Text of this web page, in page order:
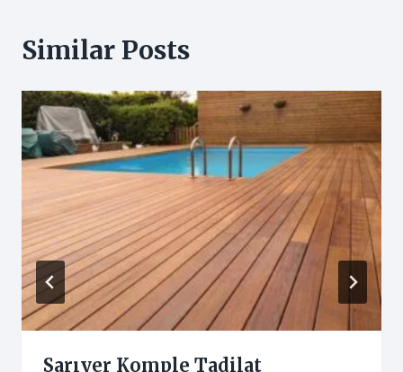
Similar Posts
Sarıyer Komple Tadilat